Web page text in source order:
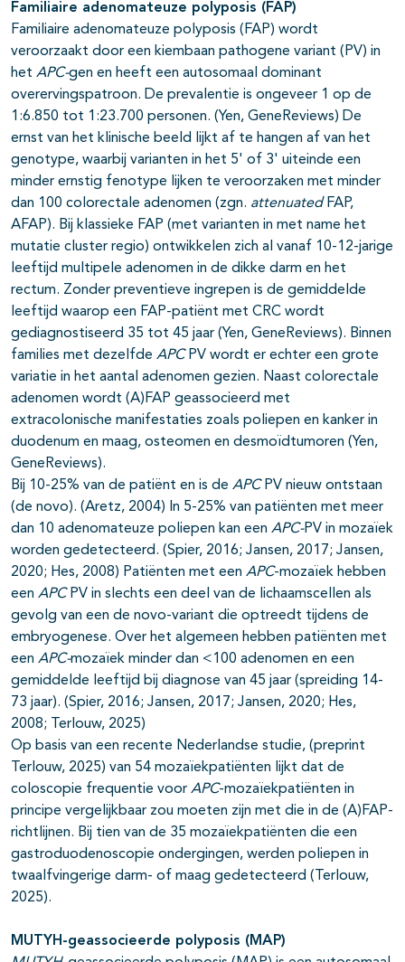
Familiaire adenomateuze polyposis (FAP)
Familiaire adenomateuze polyposis (FAP) wordt
veroorzaakt door een kiembaan pathogene variant (PV) in
het APC-gen en heeft een autosomaal dominant
overervingspatroon. De prevalentie is ongeveer 1 op de
1:6.850 tot 1:23.700 personen. (Yen, GeneReviews) De
ernst van het klinische beeld lijkt af te hangen af van het
genotype, waarbij varianten in het 5' of 3' uiteinde een
minder ernstig fenotype lijken te veroorzaken met minder
dan 100 colorectale adenomen (zgn. attenuatedFAP,
AFAP). Bij klassieke FAP (met varianten in met name het
mutatie cluster regio) ontwikkelen zich al vanaf 10-12-jarige
leeftijd multipele adenomen in de dikke darm en het
rectum. Zonder preventieve ingrepen is de gemiddelde
leeftijd waarop een FAP-patiënt met CRC wordt
gediagnostiseerd 35 tot 45 jaar (Yen, GeneReviews). Binnen
families met dezelfde APC PV wordt er echter een grote
variatie in het aantal adenomen gezien. Naast colorectale
adenomen wordt (A)FAP geassocieerd met
extracolonische manifestaties zoals poliepen en kanker in
duodenum en maag, osteomen en desmoïdtumoren (Yen,
GeneReviews).
Bij 10-25% van de patiënt en is de APCPV nieuw ontstaan
(de novo). (Aretz, 2004) In 5-25% van patiënten met meer
dan 10 adenomateuze poliepen kan een APC-PV in mozaïek
worden gedetecteerd. (Spier, 2016; Jansen, 2017; Jansen,
2020; Hes, 2008) Patiënten met een APC-mozaïek hebben
een APC PV in slechts een deel van de lichaamscellen als
gevolg van een de novo-variant die optreedt tijdens de
embryogenese. Over het algemeen hebben patiënten met
een APC-mozaïek minder dan <100 adenomen en een
gemiddelde leeftijd bij diagnose van 45 jaar (spreiding 14-
73 jaar). (Spier, 2016; Jansen, 2017; Jansen, 2020; Hes,
2008; Terlouw, 2025)
Op basis van een recente Nederlandse studie, (preprint
Terlouw, 2025) van 54 mozaïekpatiënten lijkt dat de
coloscopie frequentie voor APC-mozaïekpatiënten in
principe vergelijkbaar zou moeten zijn met die in de (A)FAP-
richtlijnen. Bij tien van de 35 mozaïekpatiënten die een
gastroduodenoscopie ondergingen, werden poliepen in
twaalfvingerige darm- of maag gedetecteerd (Terlouw,
2025).
MUTYH-geassocieerde polyposis (MAP)